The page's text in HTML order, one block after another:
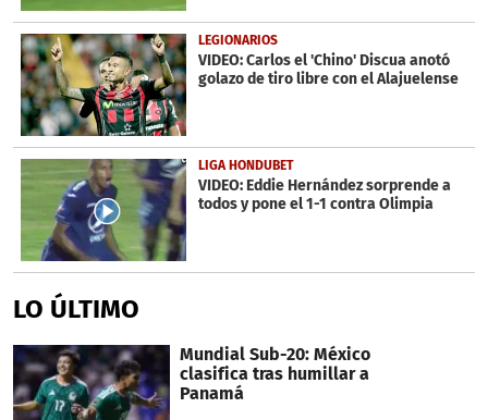
LEGIONARIOS
VIDEO: Carlos el 'Chino' Discua anotó
golazo de tiro libre con el Alajuelense
LIGA HONDUBET
VIDEO: Eddie Hernández sorprende a
todos y pone el 1-1 contra Olimpia
LO ÚLTIMO
Mundial Sub-20: México
clasifica tras humillar a
Panamá